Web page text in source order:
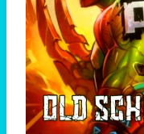
Corepunk
Un verdadero
¡Cómo los de